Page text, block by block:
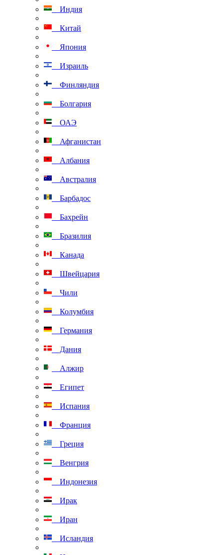
Индия
Китай
Япония
Израиль
Финляндия
Болгария
ОАЭ
Афганистан
Албания
Австралия
Барбадос
Бахрейн
Бразилия
Канада
Швейцария
Чили
Колумбия
Германия
Дания
Алжир
Египет
Испания
Франция
Греция
Венгрия
Индонезия
Ирак
Иран
Исландия